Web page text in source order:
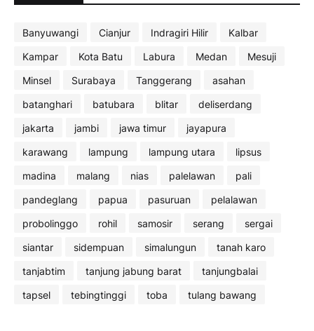
Banyuwangi Cianjur Indragiri Hilir
Kalbar
Kampar
Kota Batu Labura Medan
Mesuji
Minsel
Surabaya Tanggerang
asahan
batanghari
batubara blitar
deliserdang
jakarta
jambi jawa timur
jayapura
karawang
lampung lampung utara
lipsus
madina
malang nias palelawan
pali
pandeglang
papua pasuruan
pelalawan
probolinggo
rohil samosir serang
sergai
siantar
sidempuan simalungun
tanah karo
tanjabtim
tanjung jabung barat
tanjungbalai
tapsel
tebingtinggi toba tulang bawang